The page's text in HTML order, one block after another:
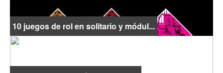
10 juegos de rol en solitario y módul...